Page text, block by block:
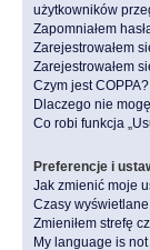
użytkowników
Zapomniałem
Zarejestrowałem
Zarejestrowałem
Czym jest COPPA?
Dlaczego nie
Co robi funkcja
Preferencje i
Jak zmienić moje
Czasy
Zmieniłem strefę
My language is